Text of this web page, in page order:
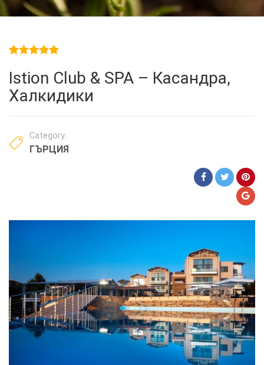
based on
customer
rating
Istion Club & SPA – Касандра,
Халкидики
Category:
ГЪРЦИЯ